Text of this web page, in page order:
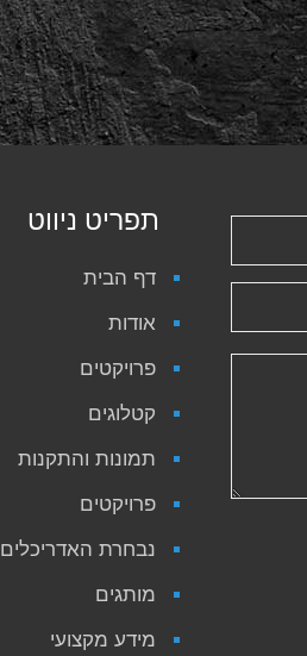
תפריט ניווט
דף הבית
אודות
פרויקטים
קטלוגים
תמונות והתקנות
פרויקטים
נבחרת האדריכלים
מותגים
מידע מקצועי